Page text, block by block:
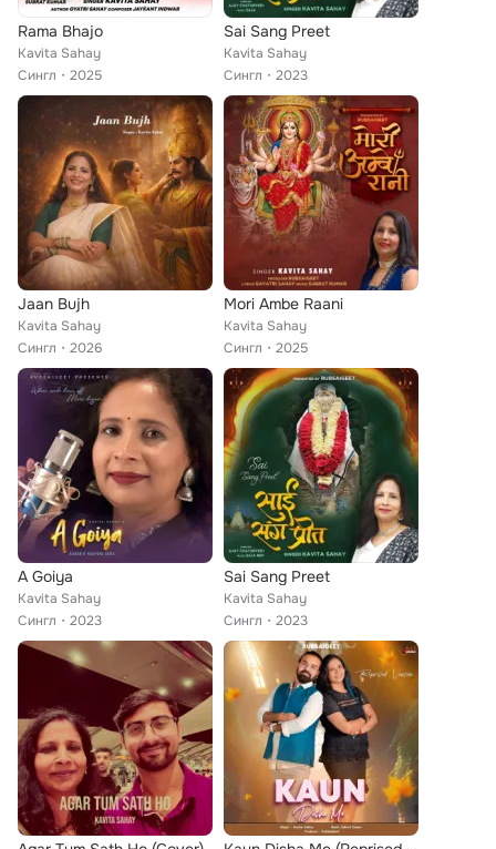
Rama Bhajo
Kavita Sahay
Сингл
2025
Sai Sang Preet
Kavita Sahay
Сингл
2023
Jaan Bujh
Kavita Sahay
Сингл
2026
Mori Ambe Raani
Kavita Sahay
Сингл
2025
A Goiya
Kavita Sahay
Сингл
2023
Sai Sang Preet
Kavita Sahay
Сингл
2023